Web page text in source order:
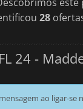
28
24 -
ao ligar-se